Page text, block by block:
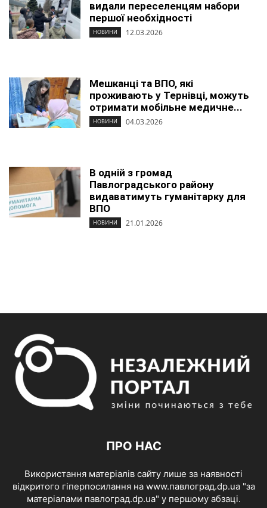
видали переселенцям набори
першої необхідності
НОВИНИ 12.03.2026
Мешканці та ВПО, які
проживають у Тернівці, можуть
отримати мобільне медичне...
НОВИНИ 04.03.2026
В одній з громад
Павлоградського району
видаватимуть гуманітарку для
ВПО
НОВИНИ 21.01.2026
ПРО НАС
Використання матеріалів сайту лише за наявності
відкритого гіперпосилання на www.павлоград.dp.ua "за
матеріалами павлоград.dp.ua" у першому абзаці.